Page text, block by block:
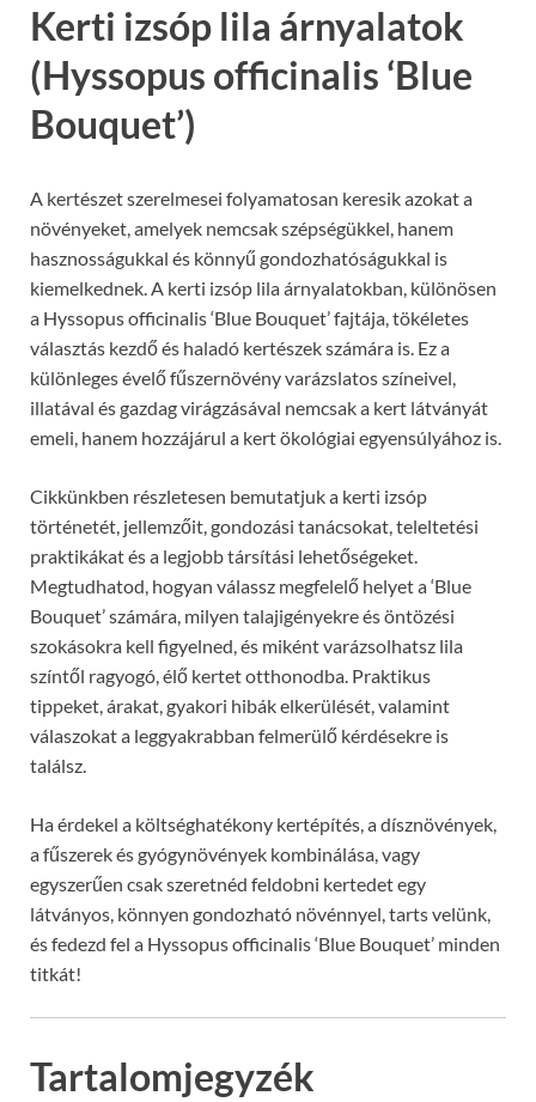
Kerti izsóp lila árnyalatok
(Hyssopus officinalis ‘Blue
Bouquet’)
A kertészet szerelmesei folyamatosan keresik azokat a
növényeket, amelyek nemcsak szépségükkel, hanem
hasznosságukkal és könnyű gondozhatóságukkal is
kiemelkednek. A kerti izsóp lila árnyalatokban, különösen
a Hyssopus officinalis ‘Blue Bouquet’ fajtája, tökéletes
választás kezdő és haladó kertészek számára is. Ez a
különleges évelő fűszernövény varázslatos színeivel,
illatával és gazdag virágzásával nemcsak a kert látványát
emeli, hanem hozzájárul a kert ökológiai egyensúlyához is.
Cikkünkben részletesen bemutatjuk a kerti izsóp
történetét, jellemzőit, gondozási tanácsokat, teleltetési
praktikákat és a legjobb társítási lehetőségeket.
Megtudhatod, hogyan válassz megfelelő helyet a ‘Blue
Bouquet’ számára, milyen talajigényekre és öntözési
szokásokra kell figyelned, és miként varázsolhatsz lila
színtől ragyogó, élő kertet otthonodba. Praktikus
tippeket, árakat, gyakori hibák elkerülését, valamint
válaszokat a leggyakrabban felmerülő kérdésekre is
találsz.
Ha érdekel a költséghatékony kertépítés, a dísznövények,
a fűszerek és gyógynövények kombinálása, vagy
egyszerűen csak szeretnéd feldobni kertedet egy
látványos, könnyen gondozható növénnyel, tarts velünk,
és fedezd fel a Hyssopus officinalis ‘Blue Bouquet’ minden
titkát!
Tartalomjegyzék